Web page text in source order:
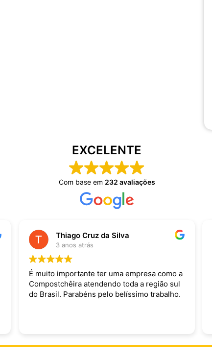
EXCELENTE
Com base em 232 avaliações
Thiago Cruz da Silva
3 anos atrás
É muito importante ter uma empresa como a
Compostchêira atendendo toda a região sul
do Brasil. Parabéns pelo belíssimo trabalho.